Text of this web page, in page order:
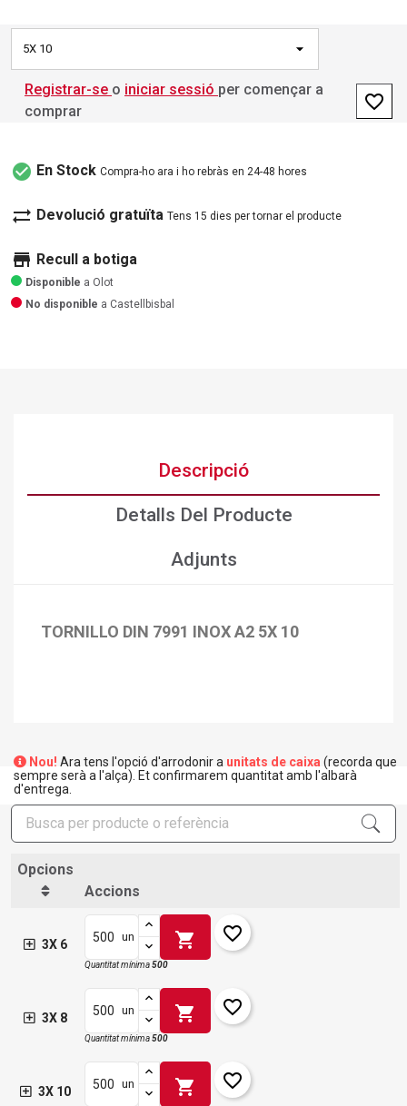
5X 10
Registrar-se o iniciar sessió per començar a
comprar
favorite_border
check_circle En Stock Compra-ho ara i ho rebràs en 24-48 hores
sync_alt Devolució gratuïta Tens 15 dies per tornar el producte
store Recull a botiga
Disponible a Olot
No disponible a Castellbisbal
Descripció
Detalls Del Producte
Adjunts
TORNILLO DIN 7991 INOX A2 5X 10
Nou! Ara tens l'opció d'arrodonir a unitats de caixa (recorda que
sempre serà a l'alça). Et confirmarem quantitat amb l'albarà
d'entrega.
Opcions
Accions
3X 6
un shopping_cart favorite_border
Quantitat mínima500
3X 8
un shopping_cart favorite_border
Quantitat mínima500
3X 10
un shopping_cart favorite_border